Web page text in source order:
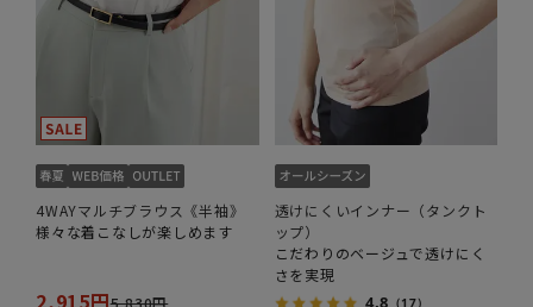
4WAYマルチブラウス《半袖》
様々な着こなしが楽しめます
2,915円5,830円
透けにくいインナー（タンクト
ップ）
こだわりのベージュで透けにく
さを実現
4.8 （17）